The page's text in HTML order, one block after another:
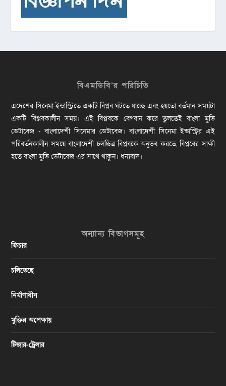
বিএমডিবি’র পরিচিতি
এদেশের সিনেমা ইন্ডাস্ট্রিতে একটি বিপ্লব ঘটতে যাচ্ছে এবং হয়তো বর্তমান সময়টা
একটি বিপ্লবকালীন সময়। এই বিপ্লবকে বেগবান করে তুলতেই বাংলা মুভি
ডেটাবেজ - বাংলাদেশী সিনেমার ডেটাবেজ। বাংলাদেশী সিনেমা ইন্ডাস্ট্রির এই
পরিবর্তনকালীন সময়ে বাংলাদেশী চলচ্চিত্র বিপ্লবকে অনুভব করতে, বিপ্লবের সাক্ষী
হতে বাংলা মুভি ডেটাবেজ এর সাথে থাকুন। ধন্যবাদ।
অন্যান্য বিভাগসমূহ
ফিচার
চলিতেছে
নির্মাণাধীন
মুক্তির অপেক্ষায়
টিজার-ট্রেলার